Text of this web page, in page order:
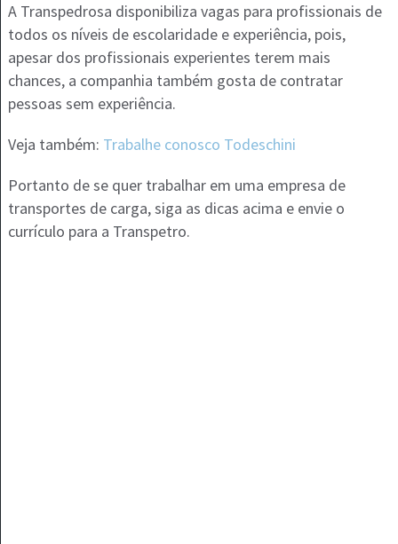
A Transpedrosa disponibiliza vagas para profissionais de
todos os níveis de escolaridade e experiência, pois,
apesar dos profissionais experientes terem mais
chances, a companhia também gosta de contratar
pessoas sem experiência.
Veja também: Trabalhe conosco Todeschini
Portanto de se quer trabalhar em uma empresa de
transportes de carga, siga as dicas acima e envie o
currículo para a Transpetro.